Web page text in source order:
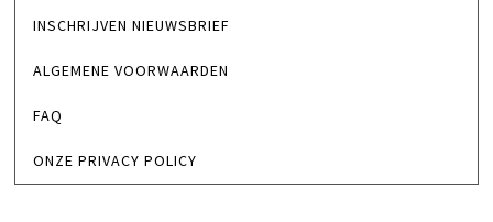
INSCHRIJVEN NIEUWSBRIEF
ALGEMENE VOORWAARDEN
FAQ
ONZE PRIVACY POLICY